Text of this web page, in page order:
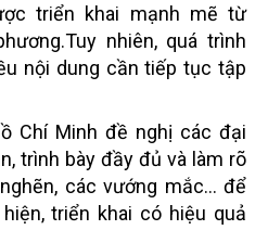
triển khai mạnh mẽ từ
nhiên, quá trình
nội dung cần tiếp tục tập
Chí Minh đề nghị các đại
trình bày đầy đủ và làm rõ
các vướng mắc… để
triển khai có hiệu quả